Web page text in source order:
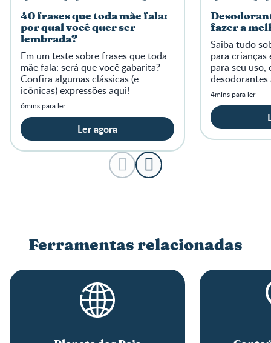
40 frases que toda mãe fala:
por qual você quer ser
lembrada?
Em um teste sobre frases que toda
mãe fala: será que você gabarita?
Confira algumas clássicas (e
icônicas) expressões aqui!
6mins para ler
Ler agora
fazer a
Saiba tudo
para crianças
para seu uso,
desodorantes
fase!
4mins para ler
Ferramentas relacionadas